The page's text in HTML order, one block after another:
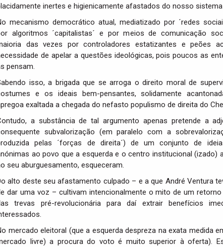
inertes e higienicamente afastados do nosso sistema
mecanismo democrático atual, mediatizado por ´redes
algoritmos ´capitalistas´ e por meios de comunicação
das vezes por controladores estatizantes e peões
de apelar a questões ideológicas, pois poucos as
pensam.
isso, a brigada que se arroga o direito moral de
e os ideais bem-pensantes, solidamente
exaltada a chegada do nefasto populismo de direita do
a substância de tal argumento apenas pretende a
subvalorização (em paralelo com a
pelas ´forças de direita´) de um conjunto de
ao povo que a esquerda e o centro institucional (izado)
seu aburguesamento, esqueceram.
alto deste seu afastamento culpado – e a que André Ventura
dar uma voz – cultivam intencionalmente o mito de um retorno
trevas pré-revolucionária para daí extrair benefícios
mercado eleitoral (que a esquerda despreza na exata medida
livre) a procura do voto é muito superior à oferta).